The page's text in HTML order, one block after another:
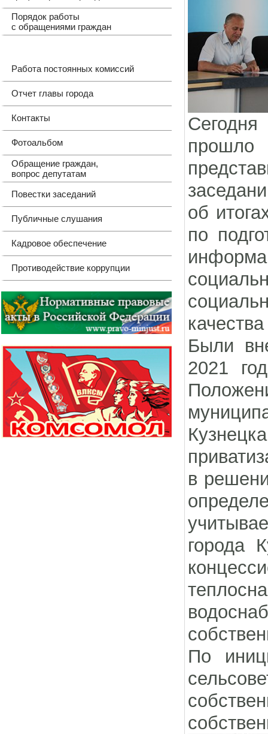
Порядок работы
с обращениями граждан
Работа постоянных комиссий
Отчет главы города
Контакты
Фотоальбом
Обращение граждан,
вопрос депутатам
Повестки заседаний
Публичные слушания
Кадровое обеспечение
Противодействие коррупции
Сегодня
об
по
Были
2021
в
города
По